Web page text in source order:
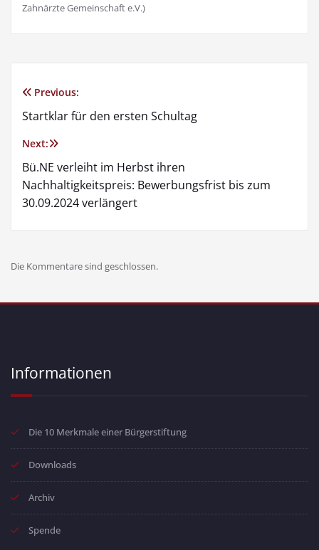
Zahnärzte Gemeinschaft e.V.)
Previous:
Startklar für den ersten Schultag
Next:
Bü.NE verleiht im Herbst ihren
Nachhaltigkeitspreis: Bewerbungsfrist bis zum
30.09.2024 verlängert
Die Kommentare sind geschlossen.
Informationen
Die 10 Merkmale einer Bürgerstiftung
Downloads
Archiv
Spende